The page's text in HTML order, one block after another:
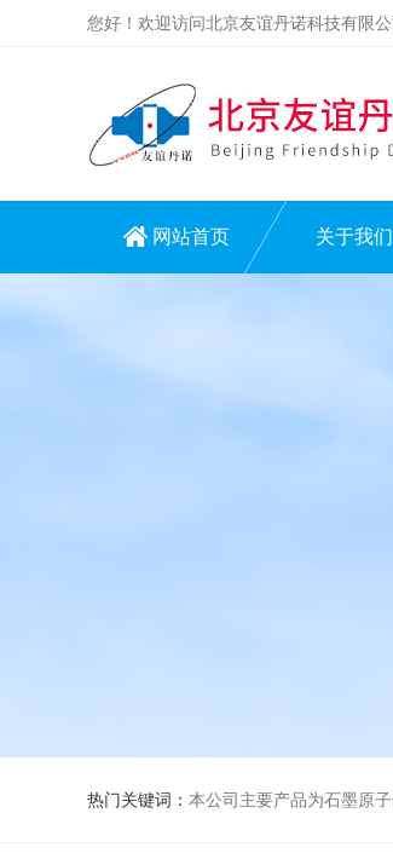
您好！欢迎访问北京友谊丹诺科技有限公
网站首页 关于我们
热门关键词： 本公司主要产品为石墨原子化器（石墨管、